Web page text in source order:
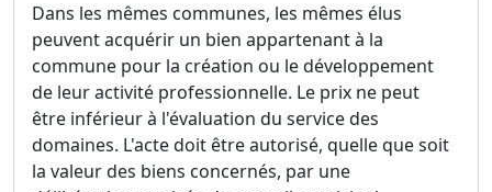
Dans les mêmes communes, les mêmes élus
peuvent acquérir un bien appartenant à la
commune pour la création ou le développement
de leur activité professionnelle. Le prix ne peut
être inférieur à l'évaluation du service des
domaines. L'acte doit être autorisé, quelle que soit
la valeur des biens concernés, par une